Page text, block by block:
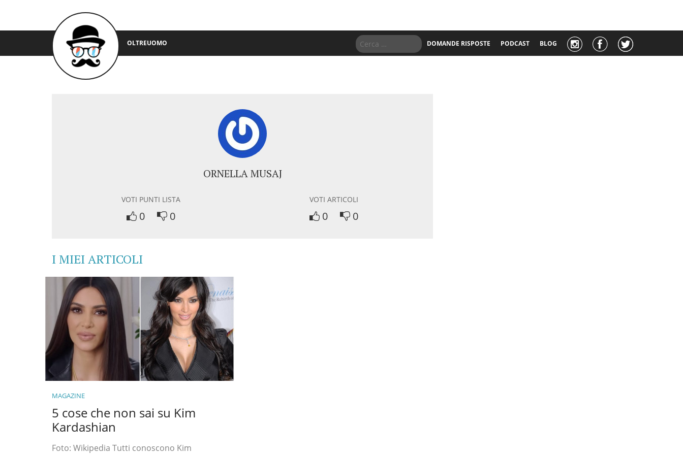
OLTREUOMO DOMANDE RISPOSTE PODCAST BLOG
ORNELLA MUSAJ
VOTI PUNTI LISTA
0 0
VOTI ARTICOLI
0 0
I MIEI ARTICOLI
MAGAZINE
5 cose che non sai su Kim
Kardashian
Foto: Wikipedia Tutti conoscono Kim